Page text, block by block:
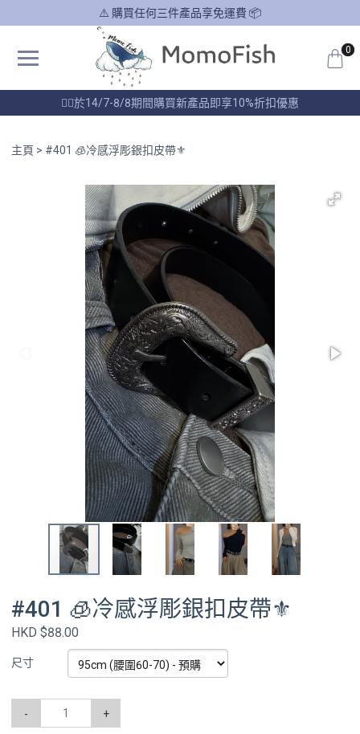
⚠️ 購買任何三件產品享免運費 📦
0
❤️‍🔥於14/7-8/8期間購買新產品即享10%折扣優惠
主頁 #401 🧊冷感浮彫銀扣皮帶⚜️
#401 🧊冷感浮彫銀扣皮帶⚜️
HKD $88.00
尺寸
- +